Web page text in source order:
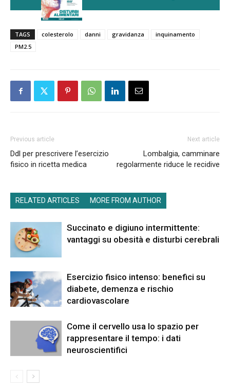
TAGS colesterolo danni gravidanza
inquinamento
PM2.5
Previous article
Ddl per prescrivere l’esercizio
fisico in ricetta medica
Next article
Lombalgia, camminare
regolarmente riduce le recidive
RELATED ARTICLES MORE FROM AUTHOR
Succinato e digiuno intermittente:
vantaggi su obesità e disturbi cerebrali
Esercizio fisico intenso: benefici su
diabete, demenza e rischio
cardiovascolare
Come il cervello usa lo spazio per
rappresentare il tempo: i dati
neuroscientifici